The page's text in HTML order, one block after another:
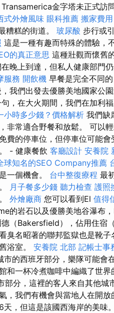
金字塔未正式訪
式外燴風味 眼科推薦 搬家費用
糟糕的街道。 玻尿酸 步行或
這是一種有趣而特殊的體驗，
的真正意思 這種壯觀而懷舊
晚上到達，但私人健康部門
服務 開飲機 早餐是完全不同
我們出發去優勝美地國家公
，在大火期間，我們在加利
小時多少錢？價格解析 我們缺
非常適合野餐和放鬆。 可以
費的停車位，但停車位可能
- 健康餐飲 客廳設計 安養院
球知名的SEO Company推薦
一個機會。 台中整復療程 最
月子餐多少錢 聽力檢查 護照
外燴廠商 您可以看到El 值得
的岩石以及優勝美地谷瀑布
（Bakersfield），佔用住宿
臭名昭著的聯邦監獄也是靴
浴室。 安養院 北部 記帳士事
市的西班牙部分，樂隊可能會
和一杯冷煮咖啡中編織了世界
部分，這裡的客人來自其他城
，我們有機會與當地人在開放
，但這是該國西海岸的美味